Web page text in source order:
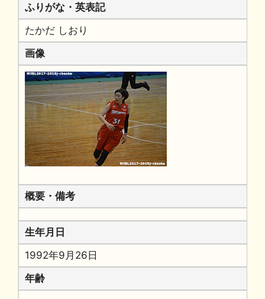
ふりがな・英表記
たかだ しおり
画像
概要・備考
生年月日
1992年9月26日
年齢